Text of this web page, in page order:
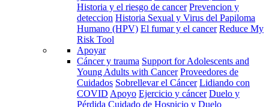
Historia y el riesgo de cancer Prevencion y
deteccion Historia Sexual y Virus del Papiloma
Humano (HPV) El fumar y el cancer Reduce My
Risk Tool
Apoyar
Cáncer y trauma Support for Adolescents and
Young Adults with Cancer Proveedores de
Cuidados Sobrellevar el Cáncer Lidiando con
COVID Apoyo Ejercicio y cáncer Duelo y
Pérdida Cuidado de Hospicio y Duelo